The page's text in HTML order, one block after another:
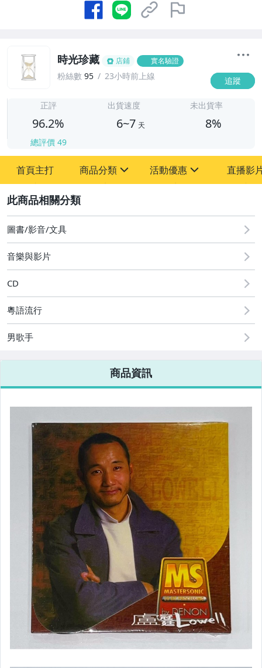
時光珍藏 店鋪 實名驗證
粉絲數 95 23小時前上線 追蹤
正評
96.2%
總評價 49
出貨速度
6~7 天
未出貨率
8%
首頁主打 商品分類
其它
活動優惠
[全店] 粉絲專享
[全店] 週年慶
直播影
圖書/影音/文具
音樂與影片
CD
粵語流行
男歌手
商品資訊